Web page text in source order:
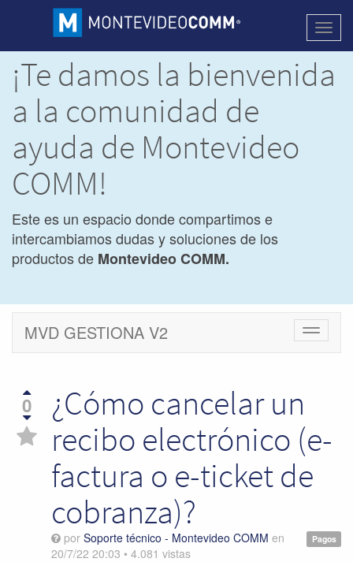
¡Te damos la bienvenida
a la comunidad de
ayuda de Montevideo
COMM!
Este es un espacio donde compartimos e
intercambiamos dudas y soluciones de los
productos de Montevideo COMM.
Cambiar
MVD GESTIONA V2
0
¿Cómo cancelar un
recibo electrónico (e-
factura o e-ticket de
cobranza)?
Pagos
por Soporte técnico - Montevideo COMM en
20/7/22 20:03 • 4.081 vistas